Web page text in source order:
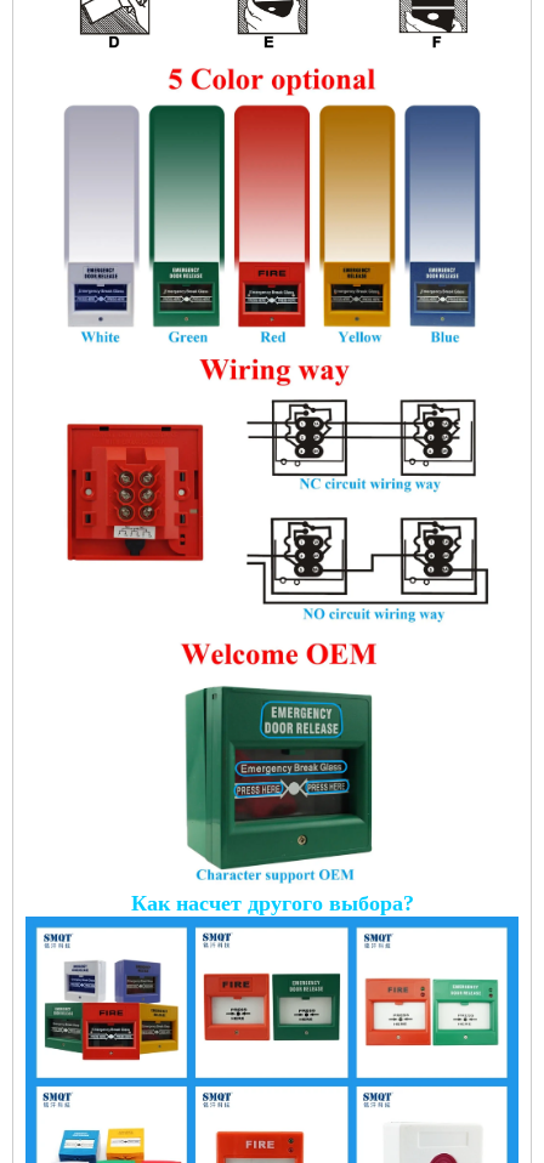
Как насчет другого выбора?